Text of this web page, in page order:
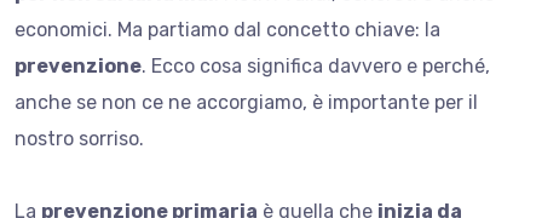
economici. Ma partiamo dal concetto chiave: la
prevenzione. Ecco cosa significa davvero e perché,
anche se non ce ne accorgiamo, è importante per il
nostro sorriso.
La prevenzione primaria è quella che inizia da